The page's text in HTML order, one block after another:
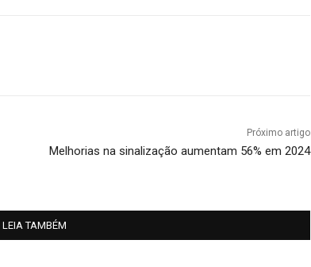
Próximo artigo
Melhorias na sinalização aumentam 56% em 2024
LEIA TAMBÉM